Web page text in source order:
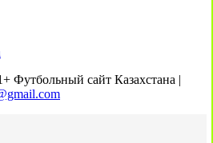
Футбольный сайт Казахстана |